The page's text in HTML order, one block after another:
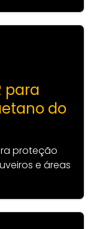
para
do
proteção
e áreas